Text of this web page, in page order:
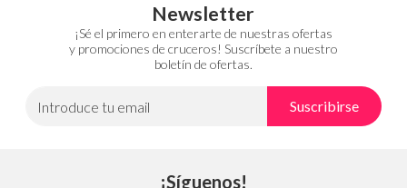
Newsletter
¡Sé el primero en enterarte de nuestras ofertas
y promociones de cruceros! Suscríbete a nuestro
boletín de ofertas.
Introduce tu email Suscribirse
¡Síguenos!